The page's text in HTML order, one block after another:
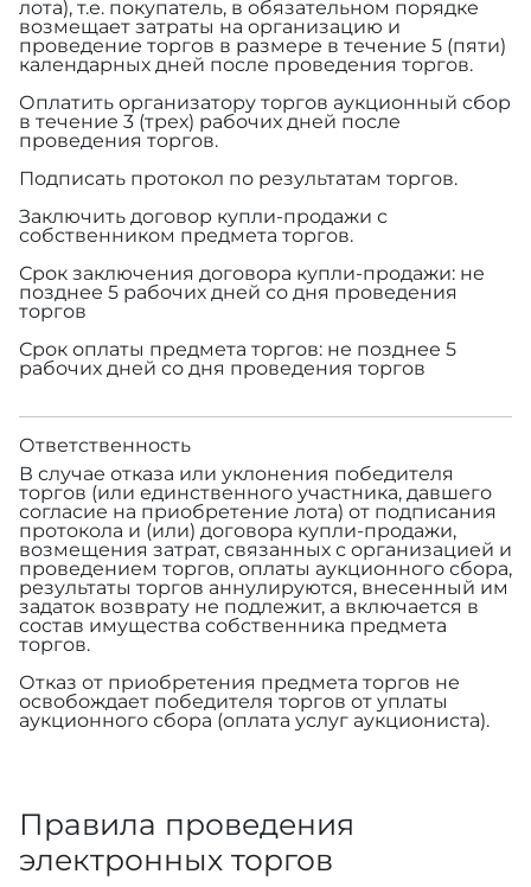
лота), т.е. покупатель, в обязательном порядке
возмещает затраты на организацию и
проведение торгов в размере в течение 5 (пяти)
календарных дней после проведения торгов.
Оплатить организатору торгов аукционный сбор
в течение 3 (трех) рабочих дней после
проведения торгов.
Подписать протокол по результатам торгов.
Заключить договор купли-продажи с
собственником предмета торгов.
Срок заключения договора купли-продажи: не
позднее 5 рабочих дней со дня проведения
торгов
Срок оплаты предмета торгов: не позднее 5
рабочих дней со дня проведения торгов
Ответственность
В случае отказа или уклонения победителя
торгов (или единственного участника, давшего
согласие на приобретение лота) от подписания
протокола и (или) договора купли-продажи,
возмещения затрат, связанных с организацией и
проведением торгов, оплаты аукционного сбора,
результаты торгов аннулируются, внесенный им
задаток возврату не подлежит, а включается в
состав имущества собственника предмета
торгов.
Отказ от приобретения предмета торгов не
освобождает победителя торгов от уплаты
аукционного сбора (оплата услуг аукциониста).
Правила проведения
электронных торгов